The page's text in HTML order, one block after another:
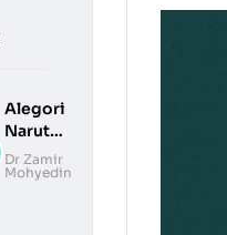
Alegori
Naruto –
Falsafah
Di
Dr Zamir
Mohyedin